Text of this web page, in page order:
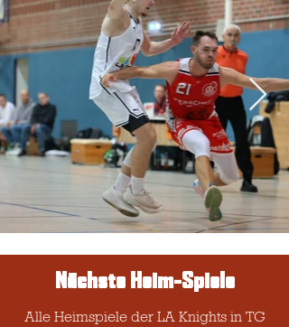
Nächste Heim-Spiele
Alle Heimspiele der LA Knights in TG